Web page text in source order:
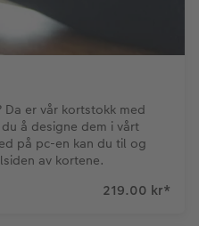
er vår kortstokk med
å designe dem i vårt
på pc-en kan du til og
av kortene.
219.00 kr*